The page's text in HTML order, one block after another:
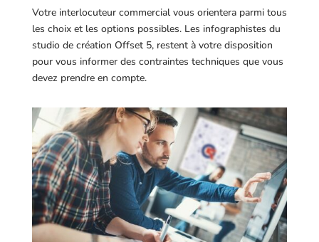
Votre interlocuteur commercial vous orientera parmi tous
les choix et les options possibles. Les infographistes du
studio de création Offset 5, restent à votre disposition
pour vous informer des contraintes techniques que vous
devez prendre en compte.